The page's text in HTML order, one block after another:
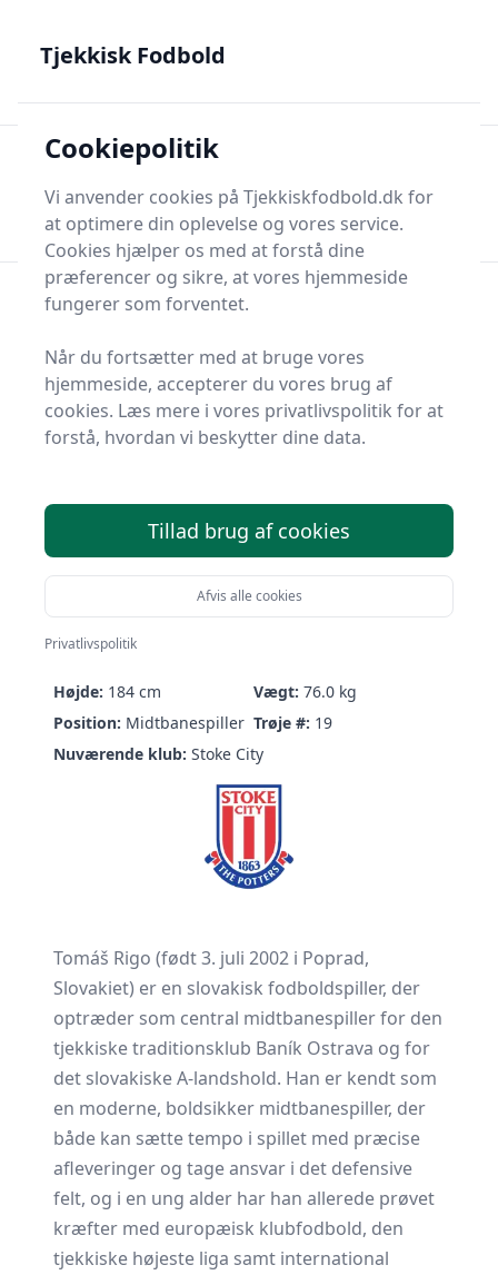
dansk
Søg nu
Tomáš Rigo
Højde: 184 cm Vægt: 76.0 kg
Position: Midtbanespiller Trøje #: 19
Nuværende klub: Stoke City
Tomáš Rigo (født 3. juli 2002 i Poprad,
Slovakiet) er en slovakisk fodboldspiller, der
optræder som central midtbanespiller for den
tjekkiske traditionsklub Baník Ostrava og for
det slovakiske A-landshold. Han er kendt som
en moderne, boldsikker midtbanespiller, der
både kan sætte tempo i spillet med præcise
afleveringer og tage ansvar i det defensive
felt, og i en ung alder har han allerede prøvet
kræfter med europæisk klubfodbold, den
tjekkiske højeste liga samt international
Tjekkisk Fodbold
Cookiepolitik
Vi anvender cookies på Tjekkiskfodbold.dk for
at optimere din oplevelse og vores service.
Cookies hjælper os med at forstå dine
præferencer og sikre, at vores hjemmeside
fungerer som forventet.
Når du fortsætter med at bruge vores
hjemmeside, accepterer du vores brug af
cookies. Læs mere i vores privatlivspolitik for at
forstå, hvordan vi beskytter dine data.
Tillad brug af cookies
Afvis alle cookies
Privatlivspolitik